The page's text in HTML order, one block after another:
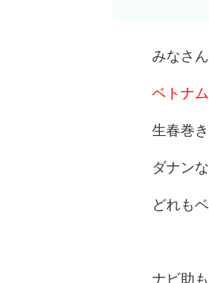
みなさ
ベトナ
生春巻
ダナン
どれも
ナビ助